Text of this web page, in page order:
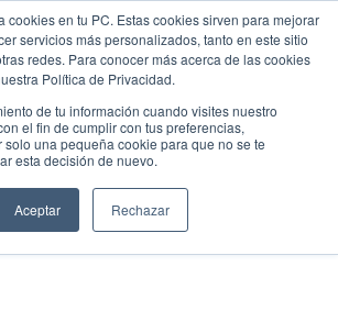
cookies en tu PC. Estas cookies sirven para mejorar
servicios más personalizados, tanto en este sitio
redes. Para conocer más acerca de las cookies
Política de Privacidad.
de tu información cuando visites nuestro
el fin de cumplir con tus preferencias,
solo una pequeña cookie para que no se te
esta decisión de nuevo.
Aceptar Rechazar
de obra